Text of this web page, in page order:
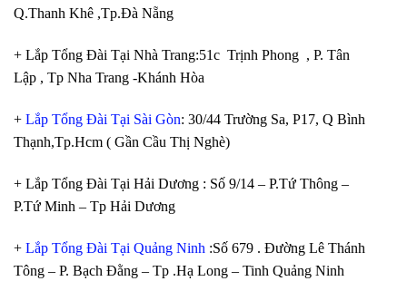
Q.Thanh Khê ,Tp.Đà Nẵng
+ Lắp Tổng Đài Tại Nhà Trang:51c Trịnh Phong , P. Tân
Lập , Tp Nha Trang -Khánh Hòa
+ Lắp Tổng Đài Tại Sài Gòn: 30/44 Trường Sa, P17, Q Bình
Thạnh,Tp.Hcm ( Gần Cầu Thị Nghè)
+ Lắp Tổng Đài Tại Hải Dương : Số 9/14 – P.Tứ Thông –
P.Tứ Minh – Tp Hải Dương
+ Lắp Tổng Đài Tại Quảng Ninh :Số 679 . Đường Lê Thánh
Tông – P. Bạch Đằng – Tp .Hạ Long – Tinh Quảng Ninh